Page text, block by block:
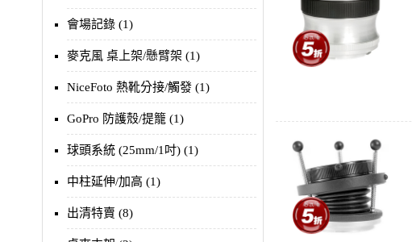
會場記錄 (1)
麥克風 桌上架/懸臂架 (1)
NiceFoto 熱靴分接/觸發 (1)
GoPro 防護殼/提籠 (1)
球頭系統 (25mm/1吋) (1)
中柱延伸/加高 (1)
出清特賣 (8)